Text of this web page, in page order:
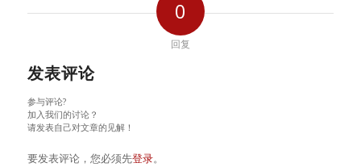
0
回复
发表评论
参与评论?
加入我们的讨论？
请发表自己对文章的见解！
要发表评论，您必须先登录。